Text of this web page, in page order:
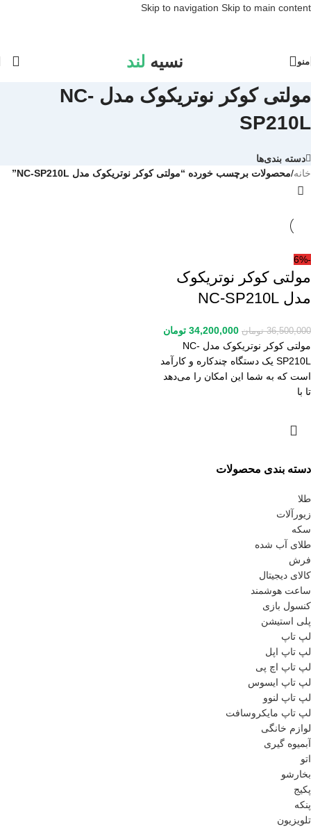
Skip to navigation Skip to main content
منو نسیه لند
مولتی کوکر نوتریکوک مدل NC-
SP210L
دسته بندی‌ها
دسته بندی محصولات
طلا
زیورآلات
سکه
طلای آب شده
فرش
کالای دیجیتال
ساعت هوشمند
کنسول بازی
پلی استیشن
لپ تاپ
لپ تاپ اپل
لپ تاپ اچ پی
لپ تاپ ایسوس
لپ تاپ لنوو
لپ تاپ مایکروسافت
لوازم خانگی
آبمیوه گیری
اتو
بخارشو
پکیج
پنکه
تلویزیون
خانه/محصولات برچسب خورده “مولتی کوکر نوتریکوک مدل NC-SP210L”
-6%
مولتی کوکر نوتریکوک
مدل NC-SP210L
36,500,000 تومان 34,200,000 تومان
مولتی کوکر نوتریکوک مدل NC-
SP210L یک دستگاه چندکاره و کارآمد
است که به شما این امکان را می‌دهد
تا با